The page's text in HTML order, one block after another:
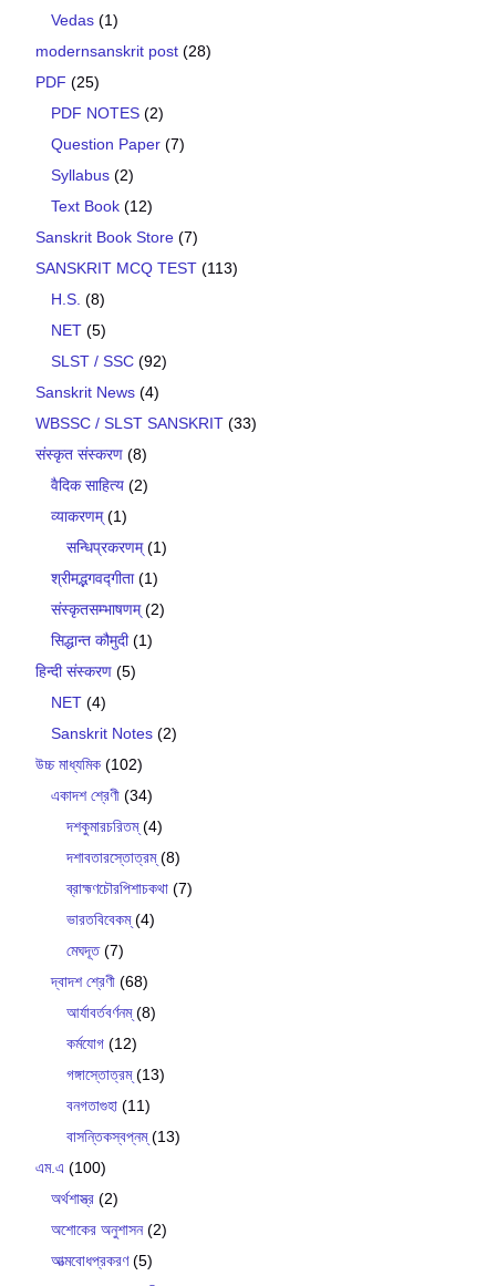
Vedas (1)
modernsanskrit post (28)
PDF (25)
PDF NOTES (2)
Question Paper (7)
Syllabus (2)
Text Book (12)
Sanskrit Book Store (7)
SANSKRIT MCQ TEST (113)
H.S. (8)
NET (5)
SLST / SSC (92)
Sanskrit News (4)
WBSSC / SLST SANSKRIT (33)
संस्कृत संस्करण (8)
वैदिक साहित्य (2)
व्याकरणम्(1)
सन्धिप्रकरणम्(1)
श्रीमद्भगवद्गीता(1)
संस्कृतसम्भाषणम्(2)
सिद्धान्त कौमुदी(1)
हिन्दी संस्करण (5)
NET (4)
Sanskrit Notes (2)
উচ্চ মাধ্যমিক (102)
একাদশ শ্রেণী (34)
দশকুমারচরিতম্(4)
দশাবতারস্তোত্রম্(8)
ব্রাহ্মণচৌরপিশাচকথা (7)
ভারতবিবেকম্(4)
মেঘদূত(7)
দ্বাদশ শ্রেণী (68)
আর্যাবর্তবর্ণনম্(8)
কর্মযোগ (12)
গঙ্গাস্তোত্রম্(13)
বনগতাগুহা (11)
বাসন্তিকস্বপ্নম্(13)
এম.এ (100)
অর্থশাস্ত্র (2)
অশোকের অনুশাসন(2)
আত্মবোধপ্রকরণ(5)